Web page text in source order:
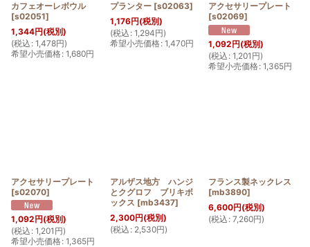
カフェオーレボウル
[s02051]
1,344円(税別)
(税込 : 1,478円)
希望小売価格: 1,680円
プランター [s02063]
1,176円(税別)
(税込 : 1,294円)
希望小売価格: 1,470円
アクセサリープレート
[s02069]
1,092円(税別)
(税込 : 1,201 円)
希望小売価格: 1,365円
アクセサリープレート
[s02070]
1,092円(税別)
(税込 : 1,201 円)
希望小売価格: 1,365円
アルザス地方 ハンジ
とクグロフ ブリキボ
ックス [mb3437]
2,300円(税別)
(税込 : 2,530円)
フランス製ネックレス
[mb3890]
6,600円(税別)
(税込 : 7,260円)